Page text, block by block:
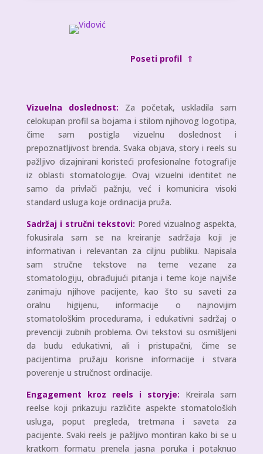
Poseti profil ⇑
Vizuelna doslednost: Za početak, uskladila sam
celokupan profil sa bojama i stilom njihovog logotipa,
čime sam postigla vizuelnu doslednost i
prepoznatljivost brenda. Svaka objava, story i reels su
pažljivo dizajnirani koristeći profesionalne fotografije
iz oblasti stomatologije. Ovaj vizuelni identitet ne
samo da privlači pažnju, već i komunicira visoki
standard usluga koje ordinacija pruža.
Sadržaj i stručni tekstovi: Pored vizualnog aspekta,
fokusirala sam se na kreiranje sadržaja koji je
informativan i relevantan za ciljnu publiku. Napisala
sam stručne tekstove na teme vezane za
stomatologiju, obrađujući pitanja i teme koje najviše
zanimaju njihove pacijente, kao što su saveti za
oralnu higijenu, informacije o najnovijim
stomatološkim procedurama, i edukativni sadržaj o
prevenciji zubnih problema. Ovi tekstovi su osmišljeni
da budu edukativni, ali i pristupačni, čime se
pacijentima pružaju korisne informacije i stvara
poverenje u stručnost ordinacije.
Engagement kroz reels i storyje:
Kreirala sam
reelse koji prikazuju različite aspekte stomatoloških
usluga, poput pregleda, tretmana i saveta za
pacijente. Svaki reels je pažljivo montiran kako bi se u
kratkom formatu prenela jasna poruka i potaknuo